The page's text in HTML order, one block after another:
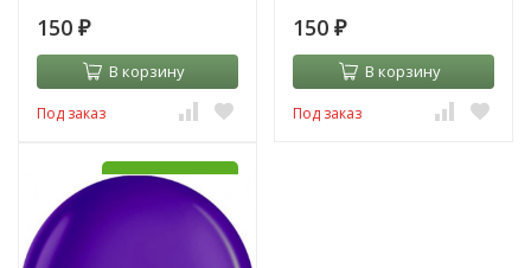
150 ₽
В корзину
Под заказ
150 ₽
В корзину
Под заказ
УЖЕ С HI-FLOAT